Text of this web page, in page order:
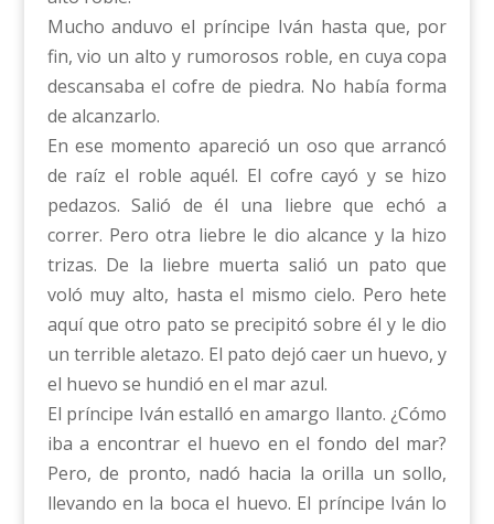
Mucho anduvo el príncipe Iván hasta que, por
fin, vio un alto y rumorosos roble, en cuya copa
descansaba el cofre de piedra. No había forma
de alcanzarlo.
En ese momento apareció un oso que arrancó
de raíz el roble aquél. El cofre cayó y se hizo
pedazos. Salió de él una liebre que echó a
correr. Pero otra liebre le dio alcance y la hizo
trizas. De la liebre muerta salió un pato que
voló muy alto, hasta el mismo cielo. Pero hete
aquí que otro pato se precipitó sobre él y le dio
un terrible aletazo. El pato dejó caer un huevo, y
el huevo se hundió en el mar azul.
El príncipe Iván estalló en amargo llanto. ¿Cómo
iba a encontrar el huevo en el fondo del mar?
Pero, de pronto, nadó hacia la orilla un sollo,
llevando en la boca el huevo. El príncipe Iván lo